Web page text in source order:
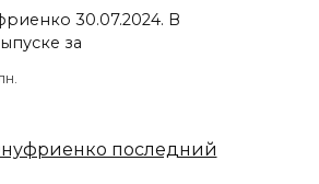
30.07.2024. В
за